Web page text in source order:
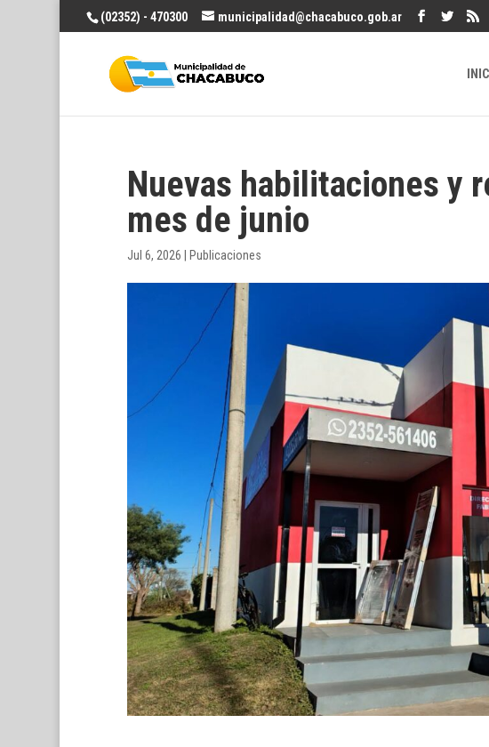
(02352) - 470300 municipalidad@chacabuco.gob.ar
Nuevas habilitaciones y
mes de junio
Jul 6, 2026 Publicaciones